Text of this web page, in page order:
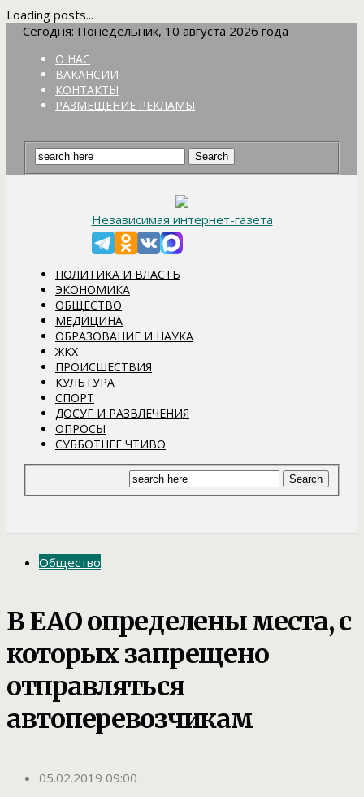
Loading posts...
Сегодня: Понедельник, 10 августа 2026 года
О НАС
ВАКАНСИИ
КОНТАКТЫ
РАЗМЕЩЕНИЕ РЕКЛАМЫ
Независимая интернет-газета
ПОЛИТИКА И ВЛАСТЬ
ЭКОНОМИКА
ОБЩЕСТВО
МЕДИЦИНА
ОБРАЗОВАНИЕ И НАУКА
ЖКХ
ПРОИСШЕСТВИЯ
КУЛЬТУРА
СПОРТ
ДОСУГ И РАЗВЛЕЧЕНИЯ
ОПРОСЫ
СУББОТНЕЕ ЧТИВО
Общество
В ЕАО определены места, с
которых запрещено
отправляться
автоперевозчикам
05.02.2019 09:00